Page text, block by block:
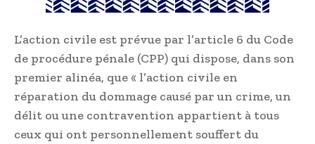
L’action civile est prévue par l’article 6 du Code
de procédure pénale (CPP) qui dispose, dans son
premier alinéa, que « l’action civile en
réparation du dommage causé par un crime, un
délit ou une contravention appartient à tous
ceux qui ont personnellement souffert du